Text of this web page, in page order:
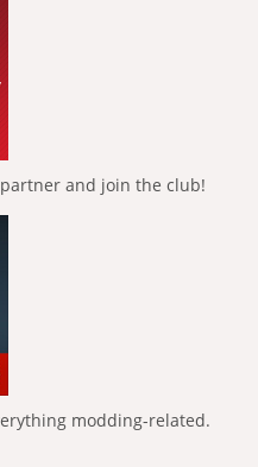
and join the club!
modding-related.